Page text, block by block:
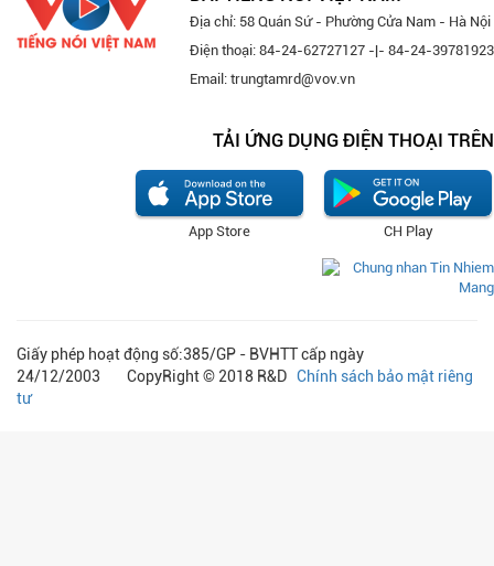
Địa chỉ: 58 Quán Sứ - Phường Cửa Nam - Hà Nội
Điện thoại: 84-24-62727127 -|- 84-24-39781923
Email: trungtamrd@vov.vn
TẢI ỨNG DỤNG ĐIỆN THOẠI TRÊN
CH Play
App Store
Giấy phép hoạt động số:385/GP - BVHTT cấp ngày
24/12/2003 CopyRight © 2018 R&D Chính sách bảo mật riêng
tư